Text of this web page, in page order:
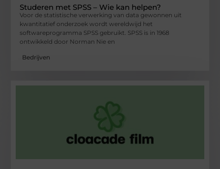
Studeren met SPSS – Wie kan helpen?
Voor de statistische verwerking van data gewonnen uit
kwantitatief onderzoek wordt wereldwijd het
softwareprogramma SPSS gebruikt. SPSS is in 1968
ontwikkeld door Norman Nie en
Bedrijven